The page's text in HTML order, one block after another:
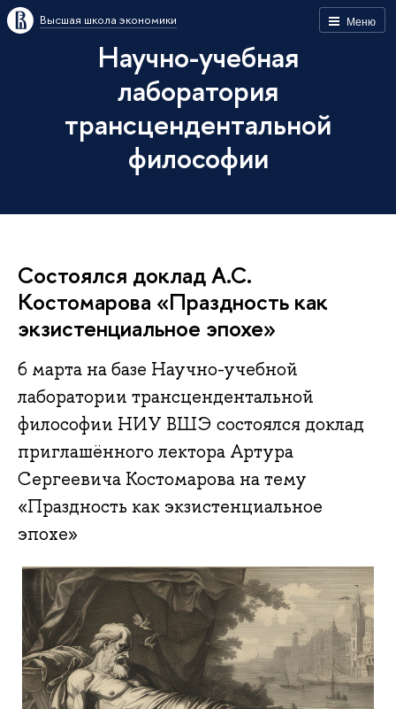
Меню
Высшая школа экономики
Научно-учебная
лаборатория
трансцендентальной
философии
Состоялся доклад А.С.
Костомарова «Праздность как
экзистенциальное эпохе»
6 марта на базе Научно-учебной
лаборатории трансцендентальной
философии НИУ ВШЭ состоялся доклад
приглашённого лектора Артура
Сергеевича Костомарова на тему
«Праздность как экзистенциальное
эпохе»